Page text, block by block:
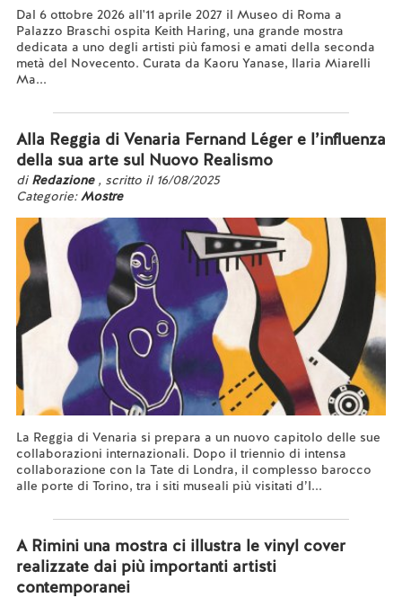
Dal 6 ottobre 2026 all'11 aprile 2027 il Museo di Roma a
Palazzo Braschi ospita Keith Haring, una grande mostra
dedicata a uno degli artisti più famosi e amati della seconda
metà del Novecento. Curata da Kaoru Yanase, Ilaria Miarelli
Ma...
Alla Reggia di Venaria Fernand Léger e l’influenza
della sua arte sul Nuovo Realismo
di Redazione , scritto il 16/08/2025
Categorie:Mostre
La Reggia di Venaria si prepara a un nuovo capitolo delle sue
collaborazioni internazionali. Dopo il triennio di intensa
collaborazione con la Tate di Londra, il complesso barocco
alle porte di Torino, tra i siti museali più visitati d’I...
A Rimini una mostra ci illustra le vinyl cover
realizzate dai più importanti artisti
contemporanei